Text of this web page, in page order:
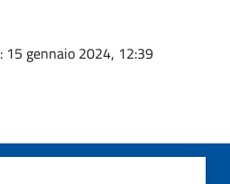
: 15 gennaio 2024, 12:39